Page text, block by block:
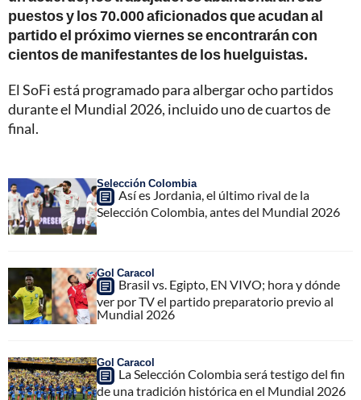
puestos y los 70.000 aficionados que acudan al
partido el próximo viernes se encontrarán con
cientos de manifestantes de los huelguistas.
El SoFi está programado para albergar ocho partidos
durante el Mundial 2026, incluido uno de cuartos de
final.
Selección Colombia
Así es Jordania, el último rival de la
Selección Colombia, antes del Mundial 2026
Gol Caracol
Brasil vs. Egipto, EN VIVO; hora y dónde
ver por TV el partido preparatorio previo al
Mundial 2026
Gol Caracol
La Selección Colombia será testigo del fin
de una tradición histórica en el Mundial 2026